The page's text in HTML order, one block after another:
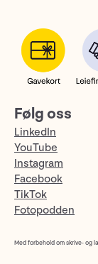
Følg oss
LinkedIn
YouTube
Instagram
Facebook
TikTok
Fotopodden
Med forbehold om skrive- og